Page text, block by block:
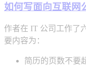
如何写面向互联网
作者在 IT 公司工作了
要内容为：
简历的页数不要